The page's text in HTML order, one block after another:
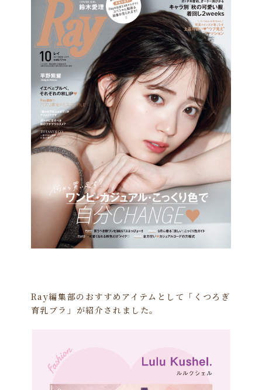
Ray編集部のおすすめアイテムとして「くつろぎ
育乳ブラ」が紹介されました。